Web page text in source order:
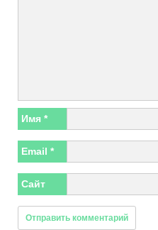
Имя *
Email *
Сайт